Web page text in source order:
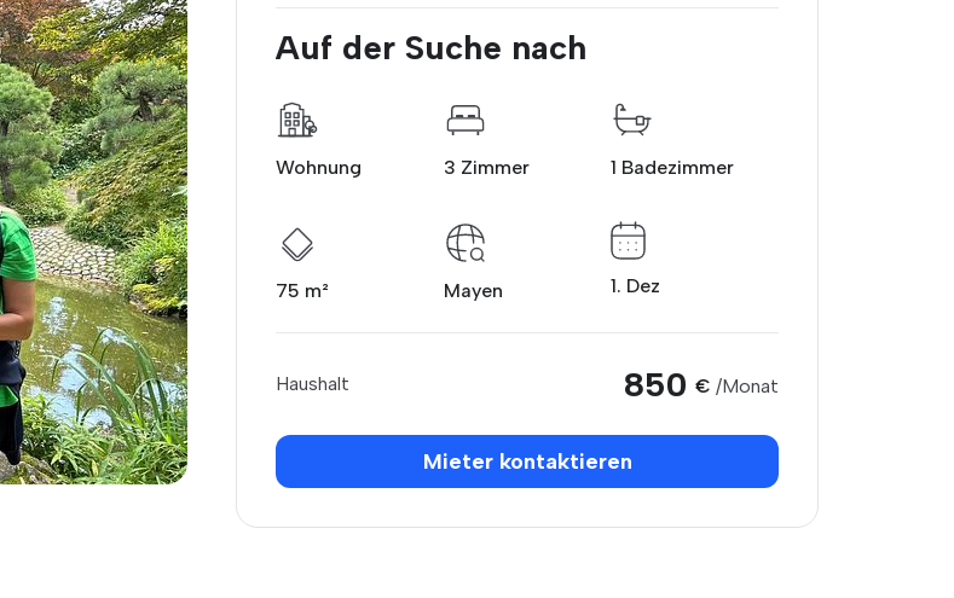
Auf der Suche nach
Wohnung 3 Zimmer 1 Badezimmer
75 m² Mayen 1. Dez
Haushalt 850 € /Monat
Mieter kontaktieren